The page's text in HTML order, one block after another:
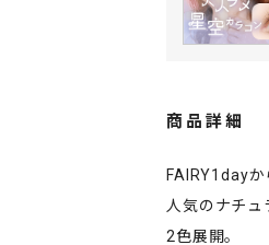
商品詳細
FAIRY1day
人気のナチ
2色展開。